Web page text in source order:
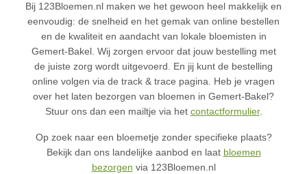
Bij 123Bloemen.nl maken we het gewoon heel makkelijk en
eenvoudig: de snelheid en het gemak van online bestellen
en de kwaliteit en aandacht van lokale bloemisten in
Gemert-Bakel. Wij zorgen ervoor dat jouw bestelling met
de juiste zorg wordt uitgevoerd. En jij kunt de bestelling
online volgen via de track & trace pagina. Heb je vragen
over het laten bezorgen van bloemen in Gemert-Bakel?
Stuur ons dan een mailtje via het contactformulier.
Op zoek naar een bloemetje zonder specifieke plaats?
Bekijk dan ons landelijke aanbod en laat bloemen
bezorgen via 123Bloemen.nl